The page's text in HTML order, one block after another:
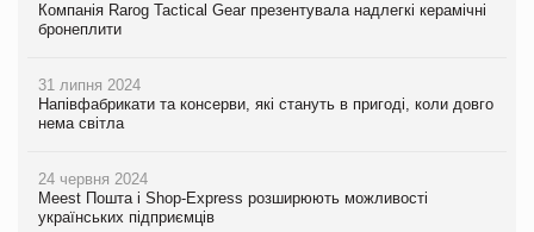
Компанія Rarog Tactical Gear презентувала надлегкі керамічні
бронеплити
31 липня 2024
Напівфабрикати та консерви, які стануть в пригоді, коли довго
нема світла
24 червня 2024
Meest Пошта і Shop-Express розширюють можливості
українських підприємців